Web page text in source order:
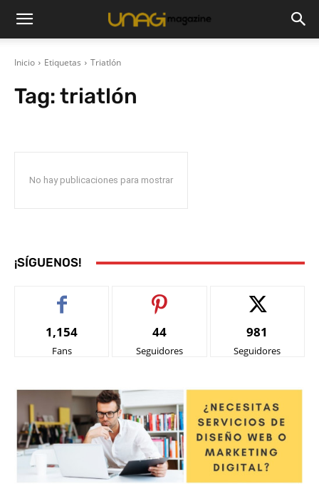
Inicio Etiquetas Triatlón
Tag:triatlón
No hay publicaciones para mostrar
¡SÍGUENOS!
1,154
Fans
44
Seguidores
981
Seguidores